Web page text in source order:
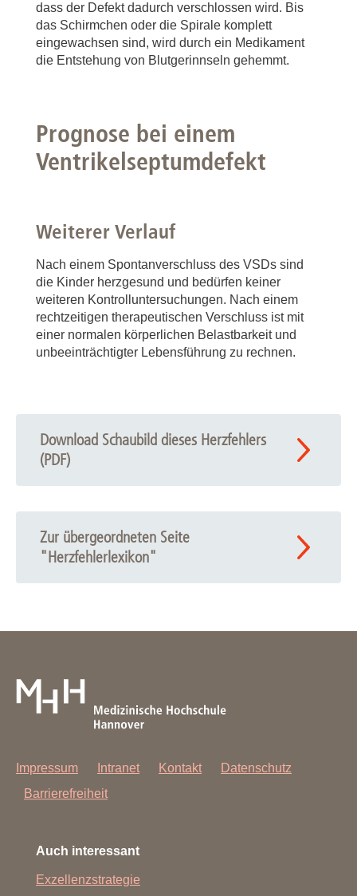
dass der Defekt dadurch verschlossen wird. Bis
das Schirmchen oder die Spirale komplett
eingewachsen sind, wird durch ein Medikament
die Entstehung von Blutgerinnseln gehemmt.
Prognose bei einem
Ventrikelseptumdefekt
Weiterer Verlauf
Nach einem Spontanverschluss des VSDs sind
die Kinder herzgesund und bedürfen keiner
weiteren Kontrolluntersuchungen. Nach einem
rechtzeitigen therapeutischen Verschluss ist mit
einer normalen körperlichen Belastbarkeit und
unbeeinträchtigter Lebensführung zu rechnen.
Download Schaubild dieses Herzfehlers
(PDF)
Zur übergeordneten Seite
"Herzfehlerlexikon"
Impressum Intranet Kontakt
Datenschutz
Barrierefreiheit
Auch interessant
Exzellenzstrategie